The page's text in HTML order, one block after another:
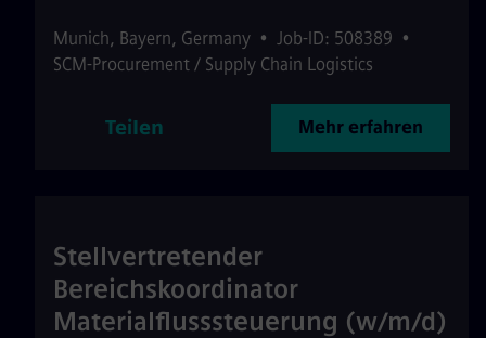
Munich, Bayern, Germany • Job-ID: 508389 •
SCM-Procurement / Supply Chain Logistics
Teilen Mehr erfahren
Stellvertretender
Bereichskoordinator
Materialflusssteuerung (w/m/d)